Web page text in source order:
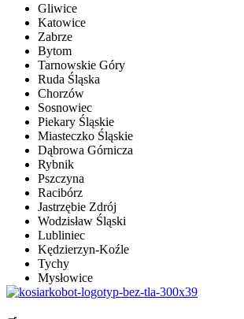
Gliwice
Katowice
Zabrze
Bytom
Tarnowskie Góry
Ruda Śląska
Chorzów
Sosnowiec
Piekary Śląskie
Miasteczko Śląskie
Dąbrowa Górnicza
Rybnik
Pszczyna
Racibórz
Jastrzębie Zdrój
Wodzisław Śląski
Lubliniec
Kędzierzyn-Koźle
Tychy
Mysłowice